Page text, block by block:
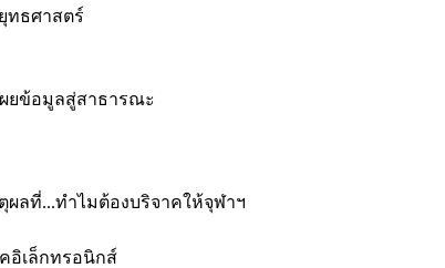
ทธศาสตร์
ผยข้อมูลสู่สาธารณะ
ผลที่...ทำไมต้องบริจาคให้จุฬาฯ
อิเล็กทรอนิกส์